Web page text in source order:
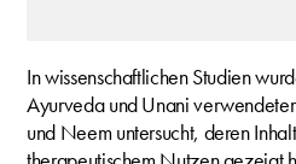
In wissenschaftlichen Studien
Ayurveda und Unani
und Neem untersucht, deren